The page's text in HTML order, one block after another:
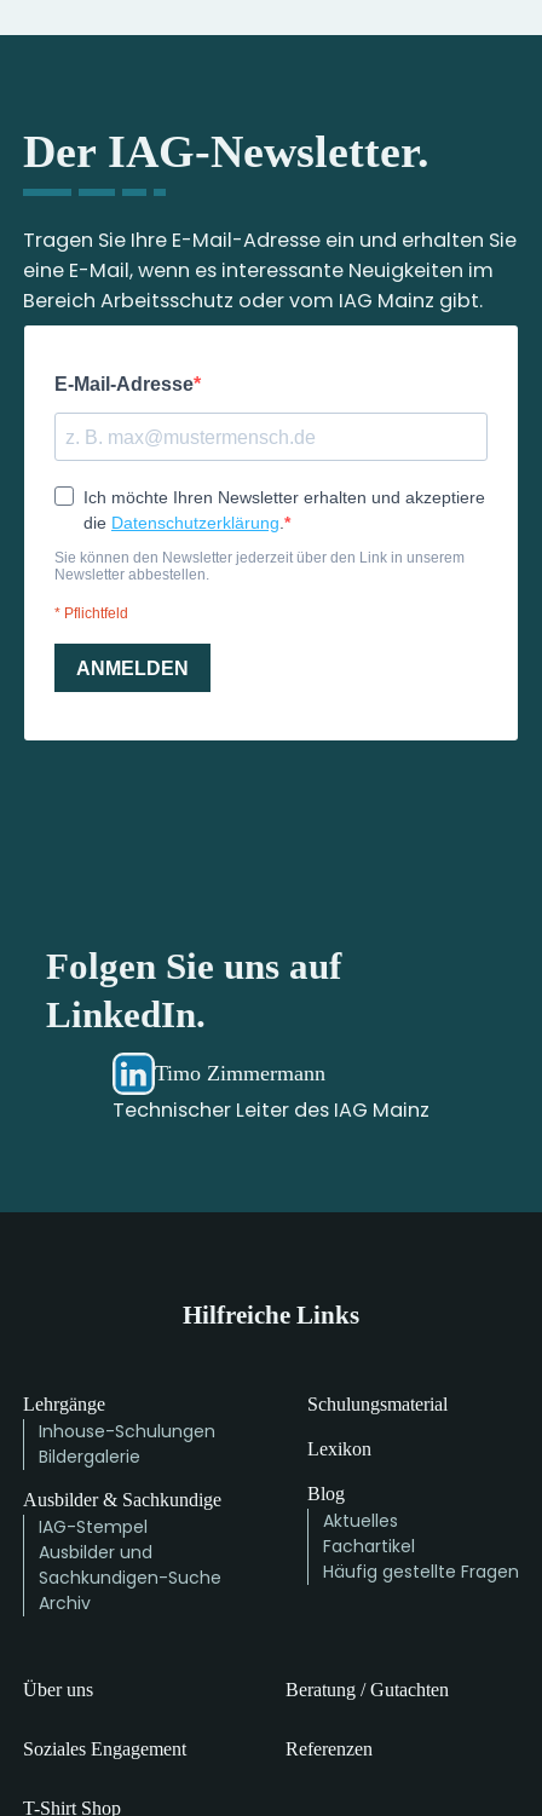
Der IAG-Newsletter.
Tragen Sie Ihre E-Mail-Adresse ein und erhalten Sie
eine E-Mail, wenn es interessante Neuigkeiten im
Bereich Arbeitsschutz oder vom IAG Mainz gibt.
Folgen Sie uns auf
LinkedIn.
Timo Zimmermann
Technischer Leiter des IAG Mainz
Hilfreiche Links
Lehrgänge
Inhouse-Schulungen
Bildergalerie
Ausbilder & Sachkundige
IAG-Stempel
Ausbilder und
Sachkundigen-Suche
Archiv
Schulungsmaterial
Lexikon
Blog
Aktuelles
Fachartikel
Häufig gestellte Fragen
Über uns Beratung / Gutachten
Soziales Engagement Referenzen
T-Shirt Shop